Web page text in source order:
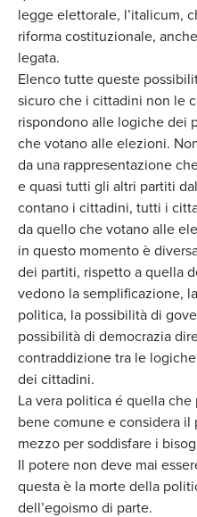
legge elettorale, l’italicum,
riforma costituzionale,
legata.
Elenco tutte queste
sicuro che i cittadini non le
rispondono alle logiche dei
che votano alle elezioni.
da una rappresentazione
e quasi tutti gli altri partiti
contano i cittadini, tutti i
da quello che votano alle
in questo momento è
dei partiti, rispetto a quella
vedono la semplificazione,
politica, la possibilità di
possibilità di democrazia
contraddizione tra le
dei cittadini.
La vera politica é quella
bene comune e considera il
mezzo per soddisfare i
Il potere non deve mai
questa è la morte della
dell’egoismo di parte.